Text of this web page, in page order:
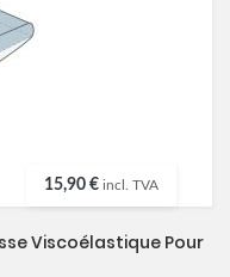
15,90 € incl. TVA
Viscoélastique Pour